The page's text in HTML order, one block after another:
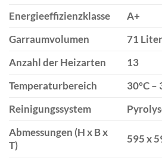
Energieeffizienzklasse
A+
Garraumvolumen
71 Liter
Anzahl der Heizarten
13
Temperaturbereich
30°C –
Reinigungssystem
Abmessungen (H x B x
T)
595 x